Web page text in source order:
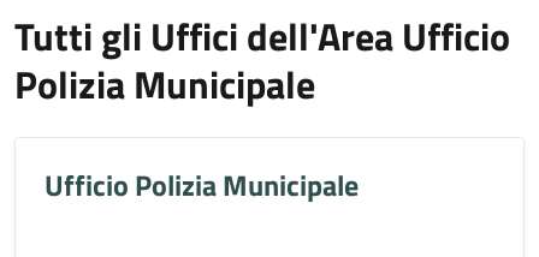
Tutti gli Uffici dell'Area Ufficio
Polizia Municipale
Ufficio Polizia Municipale